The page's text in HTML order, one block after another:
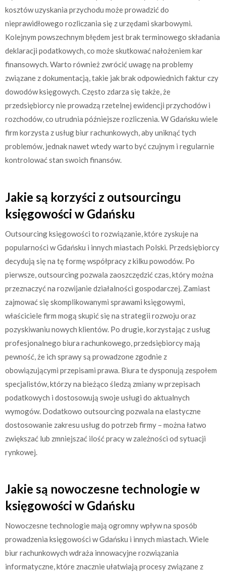
kosztów uzyskania przychodu może prowadzić do
nieprawidłowego rozliczania się z urzędami skarbowymi.
Kolejnym powszechnym błędem jest brak terminowego składania
deklaracji podatkowych, co może skutkować nałożeniem kar
finansowych. Warto również zwrócić uwagę na problemy
związane z dokumentacją, takie jak brak odpowiednich faktur czy
dowodów księgowych. Często zdarza się także, że
przedsiębiorcy nie prowadzą rzetelnej ewidencji przychodów i
rozchodów, co utrudnia późniejsze rozliczenia. W Gdańsku wiele
firm korzysta z usług biur rachunkowych, aby uniknąć tych
problemów, jednak nawet wtedy warto być czujnym i regularnie
kontrolować stan swoich finansów.
Jakie są korzyści z outsourcingu
księgowości w Gdańsku
Outsourcing księgowości to rozwiązanie, które zyskuje na
popularności w Gdańsku i innych miastach Polski. Przedsiębiorcy
decydują się na tę formę współpracy z kilku powodów. Po
pierwsze, outsourcing pozwala zaoszczędzić czas, który można
przeznaczyć na rozwijanie działalności gospodarczej. Zamiast
zajmować się skomplikowanymi sprawami księgowymi,
właściciele firm mogą skupić się na strategii rozwoju oraz
pozyskiwaniu nowych klientów. Po drugie, korzystając z usług
profesjonalnego biura rachunkowego, przedsiębiorcy mają
pewność, że ich sprawy są prowadzone zgodnie z
obowiązującymi przepisami prawa. Biura te dysponują zespołem
specjalistów, którzy na bieżąco śledzą zmiany w przepisach
podatkowych i dostosowują swoje usługi do aktualnych
wymogów. Dodatkowo outsourcing pozwala na elastyczne
dostosowanie zakresu usług do potrzeb firmy – można łatwo
zwiększać lub zmniejszać ilość pracy w zależności od sytuacji
rynkowej.
Jakie są nowoczesne technologie w
księgowości w Gdańsku
Nowoczesne technologie mają ogromny wpływ na sposób
prowadzenia księgowości w Gdańsku i innych miastach. Wiele
biur rachunkowych wdraża innowacyjne rozwiązania
informatyczne, które znacznie ułatwiają procesy związane z